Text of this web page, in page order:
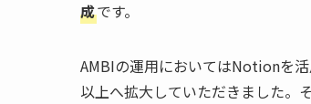
成です。
AMBIの運用においてはNotionを
以上へ拡大していただきました。